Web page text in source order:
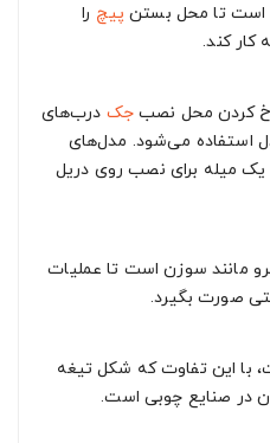
است تا محل بستن پیچ را
کند.
کردن محل نصبجک درب‌های
استفاده می‌شود. مدل‌های
یک میله برای نصب روی دریل
مانند سوزن است تا عملیات
صورت بگیرد.
با این تفاوت که شکل تیغه
در صنایع چوبی است.